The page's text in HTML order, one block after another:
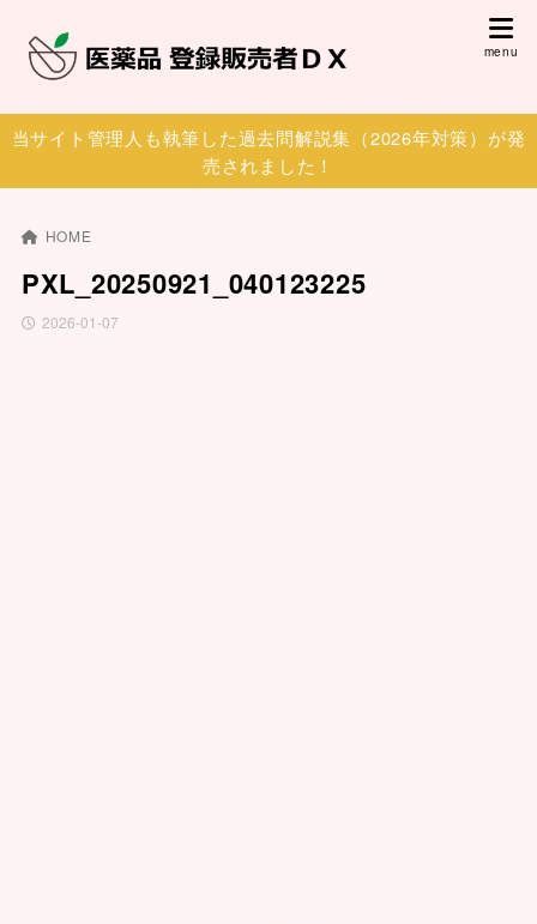
当サイト管理人も執筆した過去問解説集（2026年対策）が発
売されました！
HOME
PXL_20250921_040123225
2026-01-07